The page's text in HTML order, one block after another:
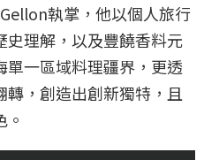
執掌，他以個人旅行
理解，以及豐饒香料元
一區域料理疆界，更透
，創造出創新獨特，且